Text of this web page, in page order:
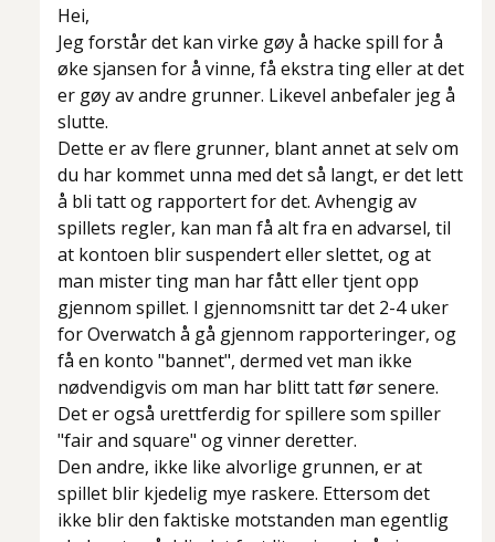
Hei,
Jeg forstår det kan virke gøy å hacke spill for å
øke sjansen for å vinne, få ekstra ting eller at det
er gøy av andre grunner. Likevel anbefaler jeg å
slutte.
Dette er av flere grunner, blant annet at selv om
du har kommet unna med det så langt, er det lett
å bli tatt og rapportert for det. Avhengig av
spillets regler, kan man få alt fra en advarsel, til
at kontoen blir suspendert eller slettet, og at
man mister ting man har fått eller tjent opp
gjennom spillet. I gjennomsnitt tar det 2-4 uker
for Overwatch å gå gjennom rapporteringer, og
få en konto "bannet", dermed vet man ikke
nødvendigvis om man har blitt tatt før senere.
Det er også urettferdig for spillere som spiller
"fair and square" og vinner deretter.
Den andre, ikke like alvorlige grunnen, er at
spillet blir kjedelig mye raskere. Ettersom det
ikke blir den faktiske motstanden man egentlig